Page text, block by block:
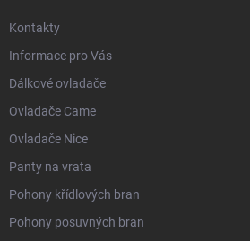
Kontakty
Informace pro Vás
Dálkové ovladače
Ovladače Came
Ovladače Nice
Panty na vrata
Pohony křídlových bran
Pohony posuvných bran